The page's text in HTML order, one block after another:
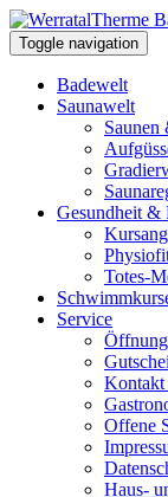
Toggle navigation
Badewelt
Saunawelt
Saunen
Gesundheit &
Totes-
Service
Offene
Haus-